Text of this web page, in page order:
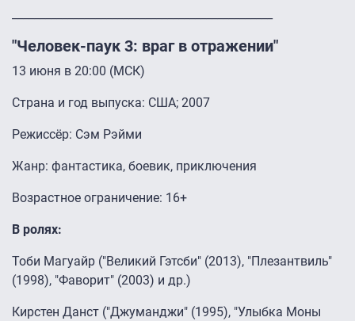
"Человек-паук 3: враг в отражении"
13 июня в 20:00 (МСК)
Страна и год выпуска: США; 2007
Режиссёр: Сэм Рэйми
Жанр: фантастика, боевик, приключения
Возрастное ограничение: 16+
В ролях:
Тоби Магуайр ("Великий Гэтсби" (2013), "Плезантвиль"
(1998), "Фаворит" (2003) и др.)
Кирстен Данст ("Джуманджи" (1995), "Улыбка Моны